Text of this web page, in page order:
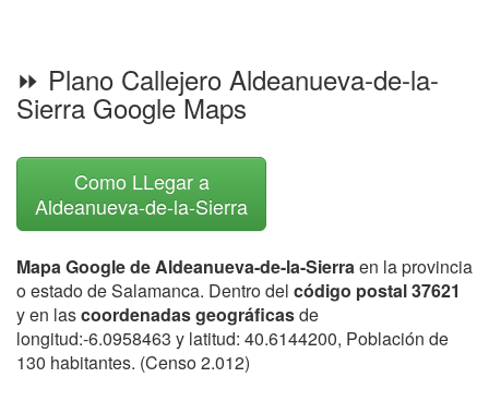
⏩ Plano Callejero Aldeanueva-de-la-
Sierra Google Maps
Como LLegar a
Aldeanueva-de-la-Sierra
Mapa Google de Aldeanueva-de-la-Sierraen la provincia
o estado de Salamanca. Dentro del código postal 37621
y en lascoordenadas geográficasde
longitud:-6.0958463 y latitud: 40.6144200, Población de
130 habitantes. (Censo 2.012)